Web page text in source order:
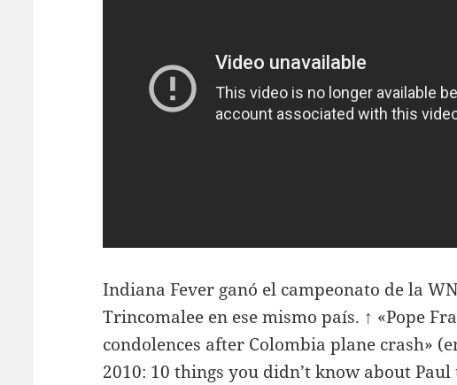
Indiana Fever ganó el campeonato de la
Trincomalee en ese mismo país. ↑ «Pope
condolences after Colombia plane crash»
2010: 10 things you didn’t know about